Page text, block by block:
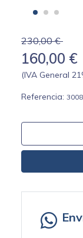
230,00 €
160,00 €
(IVA General
Referencia: